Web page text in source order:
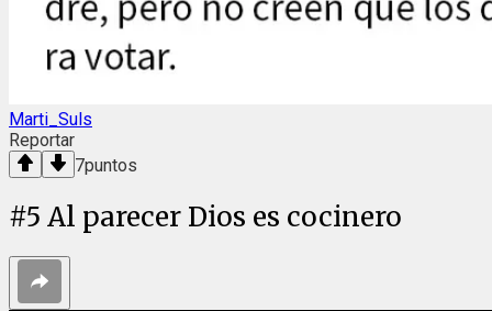
Marti_Suls
Reportar
7puntos
#5 Al parecer Dios es cocinero